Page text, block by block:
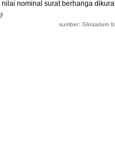
nominal surat berhanga
sumber: Glosarium